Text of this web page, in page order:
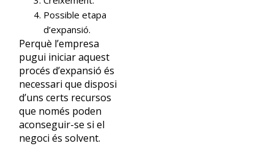
Possible etapa
d’expansió.
Perquè l’empresa
pugui iniciar aquest
procés d’expansió és
necessari que disposi
d’uns certs recursos
que només poden
aconseguir-se si el
negoci és solvent.